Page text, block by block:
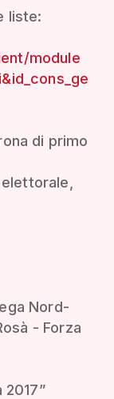
liste:
module
di primo
Nord-
- Forza
2017”